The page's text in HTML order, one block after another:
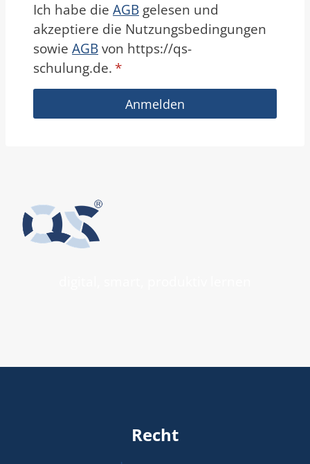
Ich habe die AGB gelesen und
akzeptiere die Nutzungsbedingungen
sowie AGBvon https://qs-
schulung.de. *
Anmelden
Recht